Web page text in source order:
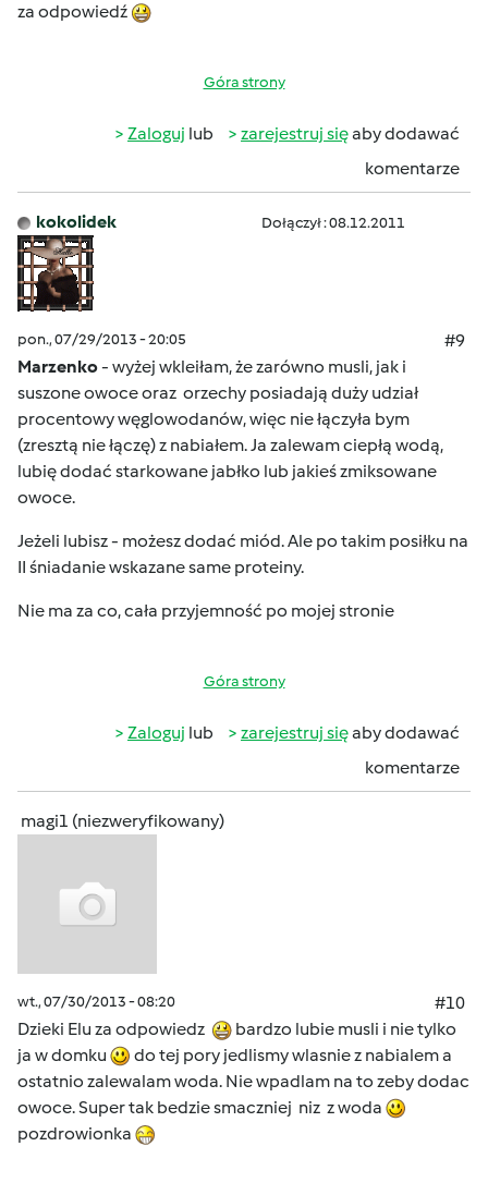
za odpowiedź
Góra strony
Zaloguj lub zarejestruj sięaby dodawać
komentarze
kokolidek Dołączył : 08.12.2011
pon., 07/29/2013 - 20:05
#9
Marzenko- wyżej wkleiłam, że zarówno musli, jak i
suszone owoce oraz orzechy posiadają duży udział
procentowy węglowodanów, więc nie łączyła bym
(zresztą nie łączę) z nabiałem. Ja zalewam ciepłą wodą,
lubię dodać starkowane jabłko lub jakieś zmiksowane
owoce.
Jeżeli lubisz - możesz dodać miód. Ale po takim posiłku na
II śniadanie wskazane same proteiny.
Nie ma za co, cała przyjemność po mojej stronie
Góra strony
Zaloguj lub zarejestruj sięaby dodawać
komentarze
magi1 (niezweryfikowany)
wt., 07/30/2013 - 08:20
#10
Dzieki Elu za odpowiedz
bardzo lubie musli i nie tylko
ja w domku
do tej pory jedlismy wlasnie z nabialem a
ostatnio zalewalam woda. Nie wpadlam na to zeby dodac
owoce. Super tak bedzie smaczniej niz z woda
pozdrowionka